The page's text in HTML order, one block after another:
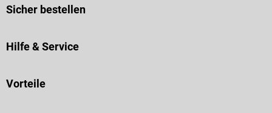
Sicher bestellen
Hilfe & Service
Vorteile